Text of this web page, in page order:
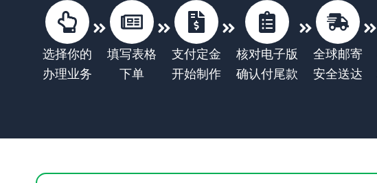
选择你的
办理业务
填写表格
下单
支付定金
开始制作
核对电子版
确认付尾款
全球邮寄
安全送达